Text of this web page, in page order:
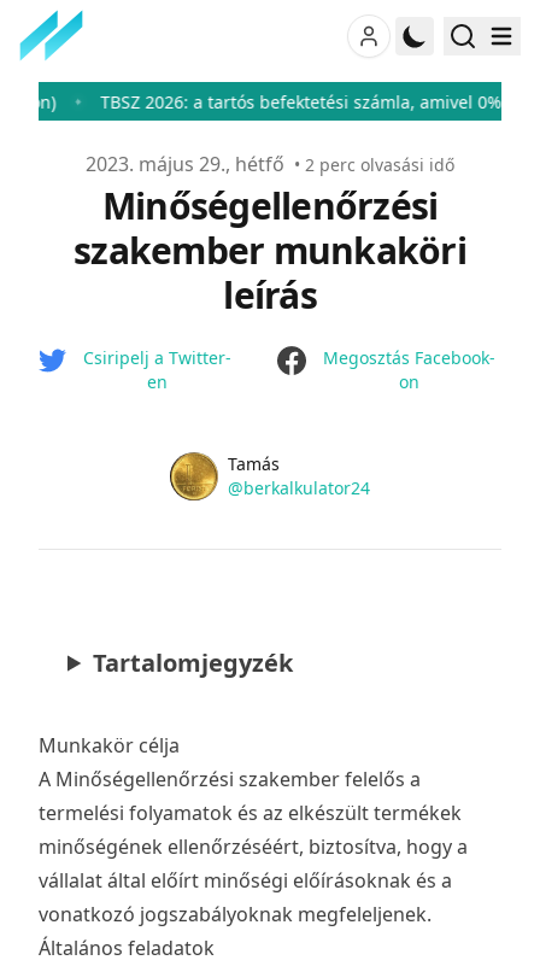
TBSZ 2026: a tartós befektetési számla, amivel 0%-ra
Publikálva
2023. május 29., hétfő • 2 perc olvasási idő
Minőségellenőrzési
szakember munkaköri
leírás
Csiripelj a Twitter-
en
facebook
Megosztás Facebook-
on
Name
Tamás
Twitter
@berkalkulator24
Tartalomjegyzék
Munkakör célja
A Minőségellenőrzési szakember felelős a
termelési folyamatok és az elkészült termékek
minőségének ellenőrzéséért, biztosítva, hogy a
vállalat által előírt minőségi előírásoknak és a
vonatkozó jogszabályoknak megfeleljenek.
Általános feladatok